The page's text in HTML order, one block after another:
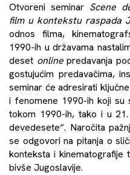
Otvoreni seminar Scene
film u kontekstu raspada
odnos filma,
1990-ih u državama
deset onlinepredavanja
gostujućim predavačima,
seminar će adresirati
i fenomene 1990-ih koji su
tokom 1990-ih, tako i u
devedesete“. Naročita
se odgovori na pitanja o
konteksta i kinematografije
bivše Jugoslavije.